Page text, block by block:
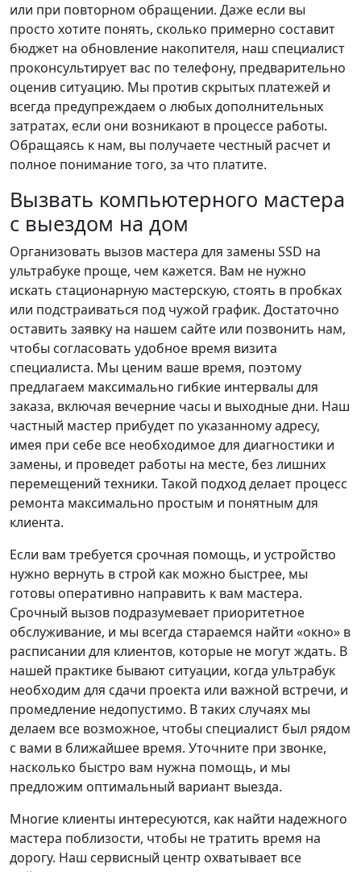
или при повторном обращении. Даже если вы
просто хотите понять, сколько примерно составит
бюджет на обновление накопителя, наш специалист
проконсультирует вас по телефону, предварительно
оценив ситуацию. Мы против скрытых платежей и
всегда предупреждаем о любых дополнительных
затратах, если они возникают в процессе работы.
Обращаясь к нам, вы получаете честный расчет и
полное понимание того, за что платите.
Вызвать компьютерного мастера
с выездом на дом
Организовать вызов мастера для замены SSD на
ультрабуке проще, чем кажется. Вам не нужно
искать стационарную мастерскую, стоять в пробках
или подстраиваться под чужой график. Достаточно
оставить заявку на нашем сайте или позвонить нам,
чтобы согласовать удобное время визита
специалиста. Мы ценим ваше время, поэтому
предлагаем максимально гибкие интервалы для
заказа, включая вечерние часы и выходные дни. Наш
частный мастер прибудет по указанному адресу,
имея при себе все необходимое для диагностики и
замены, и проведет работы на месте, без лишних
перемещений техники. Такой подход делает процесс
ремонта максимально простым и понятным для
клиента.
Если вам требуется срочная помощь, и устройство
нужно вернуть в строй как можно быстрее, мы
готовы оперативно направить к вам мастера.
Срочный вызов подразумевает приоритетное
обслуживание, и мы всегда стараемся найти «окно» в
расписании для клиентов, которые не могут ждать. В
нашей практике бывают ситуации, когда ультрабук
необходим для сдачи проекта или важной встречи, и
промедление недопустимо. В таких случаях мы
делаем все возможное, чтобы специалист был рядом
с вами в ближайшее время. Уточните при звонке,
насколько быстро вам нужна помощь, и мы
предложим оптимальный вариант выезда.
Многие клиенты интересуются, как найти надежного
мастера поблизости, чтобы не тратить время на
дорогу. Наш сервисный центр охватывает все